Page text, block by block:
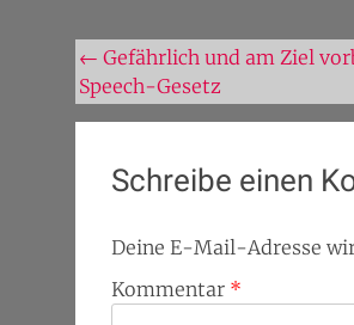
Beitragsnavigation
← Gefährlich und am Ziel
Speech-Gesetz
Schreibe einen
Deine E-Mail-Adresse
Kommentar *